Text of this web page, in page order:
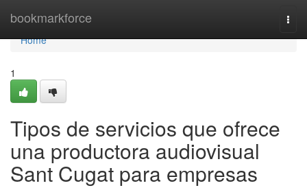
bookmarkforce
Home
Home
1
Tipos de servicios que ofrece
una productora audiovisual
Sant Cugat para empresas